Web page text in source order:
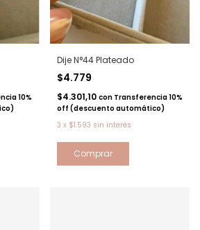
10%
Dije N°44 Plateado
$4.779
$4.301,10 con Transferencia 10%
off (descuento automático)
3 x $1.593 sin interés